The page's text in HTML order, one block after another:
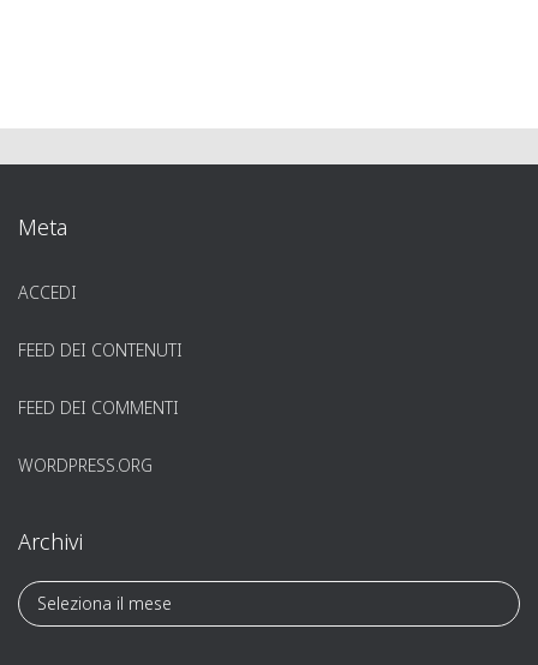
Meta
ACCEDI
FEED DEI CONTENUTI
FEED DEI COMMENTI
WORDPRESS.ORG
Archivi
A
r